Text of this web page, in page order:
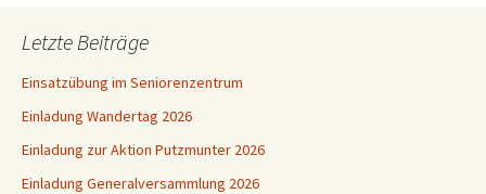
Letzte Beiträge
Einsatzübung im Seniorenzentrum
Einladung Wandertag 2026
Einladung zur Aktion Putzmunter 2026
Einladung Generalversammlung 2026